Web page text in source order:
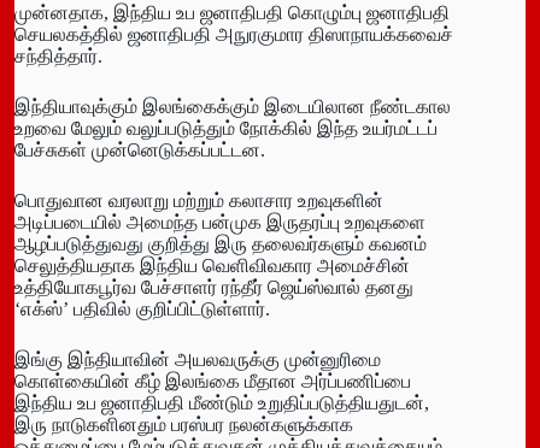
முன்னதாக, இந்திய உப ஜனாதிபதி கொழும்பு ஜனாதிபதி
செயலகத்தில் ஜனாதிபதி அநுரகுமார திஸாநாயக்கவைச்
சந்தித்தார்.
இந்தியாவுக்கும் இலங்கைக்கும் இடையிலான நீண்டகால
உறவை மேலும் வலுப்படுத்தும் நோக்கில் இந்த உயர்மட்டப்
பேச்சுகள் முன்னெடுக்கப்பட்டன.
பொதுவான வரலாறு மற்றும் கலாசார உறவுகளின்
அடிப்படையில் அமைந்த பன்முக இருதரப்பு உறவுகளை
ஆழப்படுத்துவது குறித்து இரு தலைவர்களும் கவனம்
செலுத்தியதாக இந்திய வெளிவிவகார அமைச்சின்
உத்தியோகபூர்வ பேச்சாளர் ரந்தீர் ஜெய்ஸ்வால் தனது
‘எக்ஸ்’ பதிவில் குறிப்பிட்டுள்ளார்.
இங்கு இந்தியாவின் அயலவருக்கு முன்னுரிமை
கொள்கையின் கீழ் இலங்கை மீதான அர்ப்பணிப்பை
இந்திய உப ஜனாதிபதி மீண்டும் உறுதிப்படுத்தியதுடன்,
இரு நாடுகளினதும் பரஸ்பர நலன்களுக்காக